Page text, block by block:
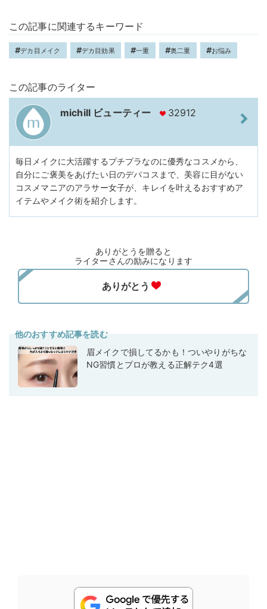
この記事に関連するキーワード
デカ目メイク デカ目効果 一重 奥二重 お悩み
この記事のライター
michill ビューティー 32912
毎日メイクに大活躍するプチプラなのに優秀なコスメから、
自分にご褒美をあげたい日のデパコスまで、美容に目がない
コスメマニアのアラサー女子が、キレイを叶えるおすすめア
イテムやメイク術を紹介します。
ありがとうを贈ると
ライターさんの励みになります
他のおすすめ記事を読む
眉メイクで損してるかも！ついやりがちな
NG習慣とプロが教える正解テク4選